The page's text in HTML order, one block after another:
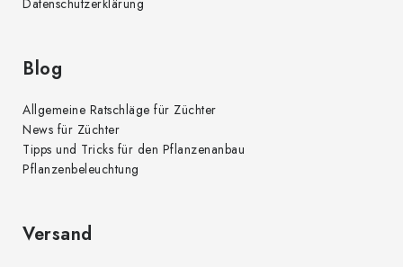
Datenschutzerklärung
Blog
Allgemeine Ratschläge für Züchter
News für Züchter
Tipps und Tricks für den Pflanzenanbau
Pflanzenbeleuchtung
Versand